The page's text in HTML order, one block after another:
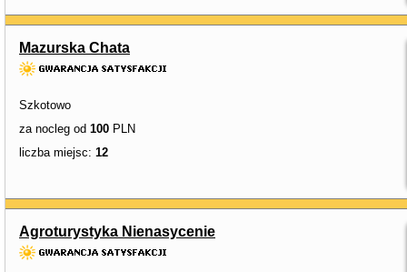
Mazurska Chata
Szkotowo
za nocleg od 100 PLN
liczba miejsc: 12
Agroturystyka Nienasycenie